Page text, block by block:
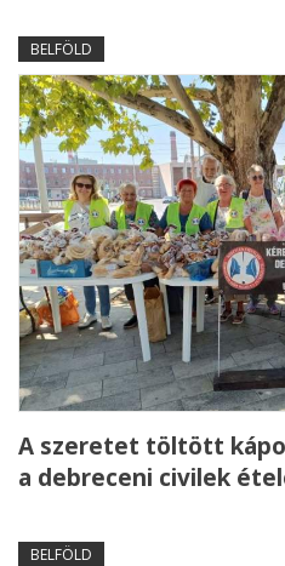
BELFÖLD
A szeretet töltött
a debreceni civilek
BELFÖLD